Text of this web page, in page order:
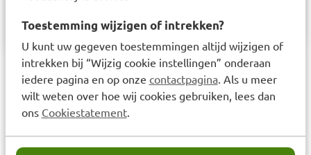
Toestemming wijzigen of intrekken?
U kunt uw gegeven toestemmingen altijd wijzigen of
intrekken bij “Wijzig cookie instellingen” onderaan
iedere pagina en op onze contactpagina. Als u meer
wilt weten over hoe wij cookies gebruiken, lees dan
ons Cookiestatement.
Laatst bekeken items